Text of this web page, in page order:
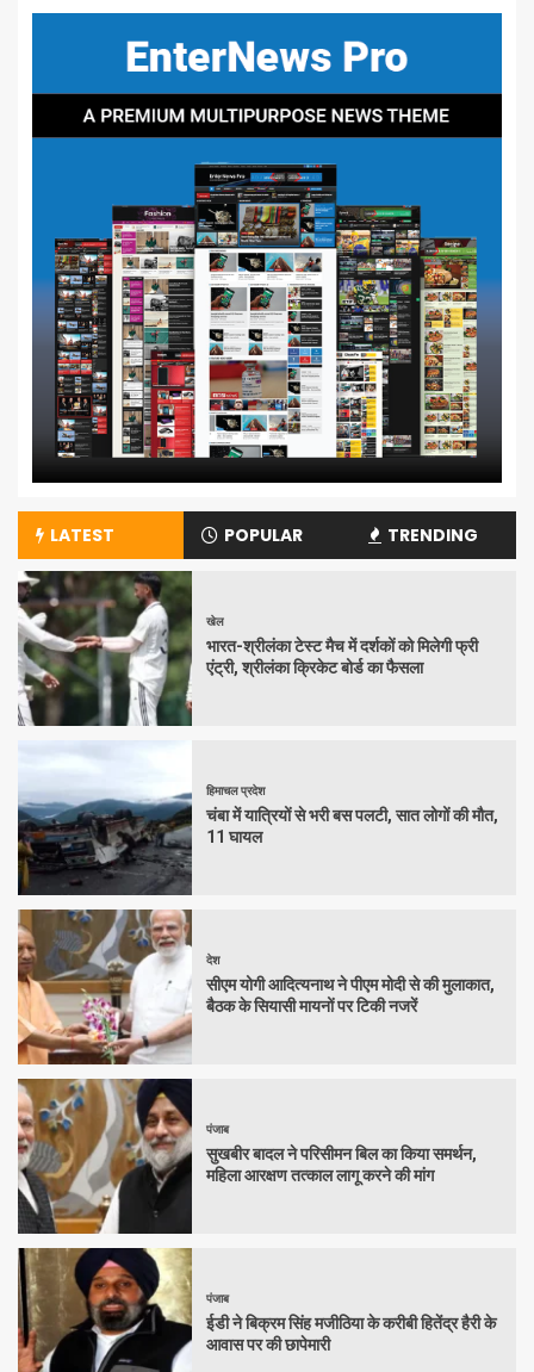
LATEST POPULAR TRENDING
खेल
भारत-श्रीलंका टेस्ट मैच में दर्शकों को मिलेगी फ्री
एंट्री, श्रीलंका क्रिकेट बोर्ड का फैसला
हिमाचल प्रदेश
चंबा में यात्रियों से भरी बस पलटी, सात लोगों की मौत,
11 घायल
देश
सीएम योगी आदित्यनाथ ने पीएम मोदी से की मुलाकात,
बैठक के सियासी मायनों पर टिकी नजरें
पंजाब
सुखबीर बादल ने परिसीमन बिल का किया समर्थन,
महिला आरक्षण तत्काल लागू करने की मांग
पंजाब
ईडी ने बिक्रम सिंह मजीठिया के करीबी हितेंद्र हैरी के
आवास पर की छापेमारी